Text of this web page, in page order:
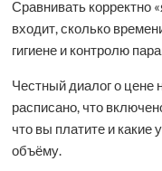
Сравнивать корректно
входит, сколько
гигиене и контролю
Честный диалог о цене
расписано, что
что вы платите и какие
объёму.